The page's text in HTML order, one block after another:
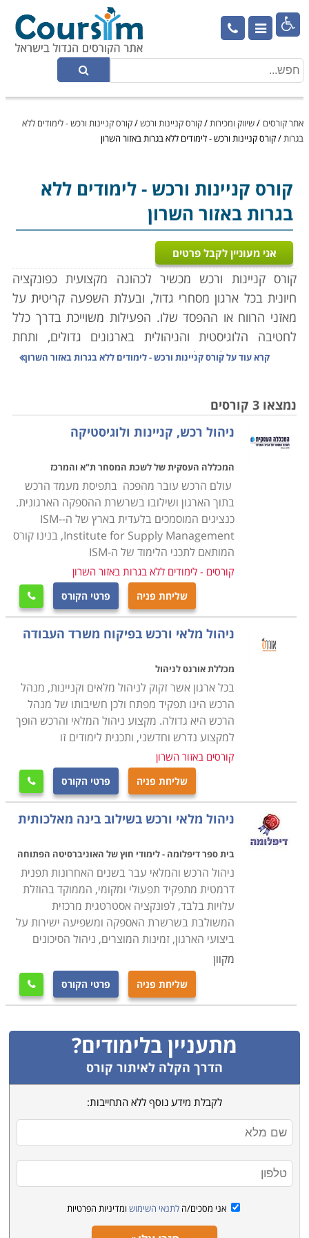

אתר קורסים /שיווק ומכירות/קורס קניינות ורכש/קורס קניינות ורכש - לימודים ללא
בגרות/קורס קניינות ורכש - לימודים ללא בגרות באזור השרון
קורס קניינות ורכש - לימודים ללא
בגרות באזור השרון
אני מעוניין לקבל פרטים
קורס קניינות ורכש מכשיר לכהונה מקצועית כפונקציה
חיונית בכל ארגון מסחרי גדול, ובעלת השפעה קריטית על
מאזני הרווח או ההפסד שלו. הפעילות משוייכת בדרך כלל
לחטיבה הלוגיסטית והניהולית בארגונים גדולים, ותחת
מטריה זו מטופלים כל נושאי התמחור, רכישת ואחזקת חומרי
בהם.
השרשרת מתחילה בפרסום מכרזים וקבלת הצעות המחיר
המבוקשות בהם, ניהול המשא ומתן עם הספקים האפשריים,
בחירה מבין האפשרויות שהושגו, סגירת חוזים תואמים אשר
יגדירו את תנאי הרכש כגון כמויות וזמני אספקה, הוצאת
הזמנות רכש בפועל מאותו ספק ועל בסיס ההבנות שהושגו,
וכמובן התשלום. המשימות הבאות בסדר הפעילות הן טיפול
באחסנת חומרי הגלם והמלאים, הליכים המשוייכים כבר
לתחום הלוגיסטיקה. אם היתה כוונתכם להתמחות במיוחד
בתחום זה, המקום המדוייק עבורם איננו בין העמודים הבאים
ארגון אשר פועל בו קניין מוצלח נהנה מיתרונות רבים
וחשובים; בראש ובראשונה, במידה ואכן נערכה סקירה
נאותה ומקיפה בין הטכנולוגיות ומקורות האספקה, הרי
שחומרי הגלם המשמשים אותו נקנים במחירים
אטרקטיביים, דבר המוזיל את עלויות הייצור ומשפר את
רווחיות התוצר הסופי המשווק. כאשר המלאי זמין מהספקים
בכל עת במהירות הנדרשת ובתהליך שינוע זריז וחסכוני,
הדבר מפחית את צרכי האחסנה בארגון. פעילות נכונה
חוסכת כסף הן בתפעול המחסנים ונפח המלאי היקר
המאוחסן בהם, והן בתשלומים מראש על אותם חומרים.
התנהלות יעילה שכזו עשויה להיות זו שתבדיל תבדיל בין
הפסד אפשרי לרווחים גבוהים.
הקניין ומנהל הרכש בארגון חולש על אחריות רבת ערך
הכוללת מסחר בסכומים גבוהים מאוד, והעסקאות
המתבצעות תחת כנפיו המקצועיות הן משמעותיות ביותר.
מעמד זה מחייב רמת אחריות גבוהה, יחסי אמון הדוקים עם
הגורמים הפיננסיים בארגון, מיומנות במשא ומתן, חוש
מסחרי חד, דייקנות וערנות, מכלול מורכב זה ממקם את איש
המקצועיים מקרינים באופן ישיר על המאזן השוטף.
מנהל הרכש הוא פונקציה חיונית גם בתהליכים עתידיים כמו
למשל פיתוח מוצר חדש. עליו לייעץ לגבי עלויות חומרי
בשיקולי הכדאיות של הפיתוח והייצור בפועל.
למי מתאימי הלימודים
לימודי קניינות מקובלים בדרך כלל אצל עובדים בארגון אשר
מבקשים לחדד את ההתמחות שלהם לצורך פרטני זה, ולרוב
כבר קשורים בדרך זו או אחרת לאחד משלבי הפעילות בו
הוא עוסק, בין אלו ניתן למנות למשל עובדים המכהנים
קרא עוד עלקורס קניינות ורכש - לימודים ללא בגרות באזור השרון
נמצאו 3 קורסים
ניהול רכש, קניינות ולוגיסטיקה
המכללה העסקית של לשכת המסחר ת"א והמרכז
עולם הרכש עובר מהפכה בתפיסת מעמד הרכש
בתוך הארגון ושילובו בשרשרת ההספקה הארגונית.
כנציגים המוסמכים בלעדית בארץ של ה-ISM-
Institute for Supply Management, בנינו קורס
המותאם לתכני הלימוד של ה-ISM
קורסים - לימודים ללא בגרות באזור השרון
שליחת פניה פרטי הקורס 
ניהול מלאי ורכש בפיקוח משרד העבודה
מכללת אורנס לניהול
בכל ארגון אשר זקוק לניהול מלאים וקניינות, מנהל
הרכש הינו תפקיד מפתח ולכן חשיבותו של מנהל
הרכש היא גדולה. מקצוע ניהול המלאי והרכש הופך
למקצוע נדרש וחדשני, ותכנית לימודים זו
קורסים באזור השרון
שליחת פניה פרטי הקורס 
ניהול מלאי ורכש בשילוב בינה מאלכותית
בית ספר דיפלומה - לימודי חוץ של האוניברסיטה הפתוחה
ניהול הרכש והמלאי עבר בשנים האחרונות תפנית
דרמטית מתפקיד תפעולי ומקומי, הממוקד בהוזלת
עלויות בלבד, לפונקציה אסטרטגית מרכזית
המשולבת בשרשרת האספקה ומשפיעה ישירות על
ביצועי הארגון, זמינות המוצרים, ניהול הסיכונים
מקוון
שליחת פניה פרטי הקורס 
מתעניין בלימודים?
הדרך הקלה לאיתור קורס
לקבלת מידע נוסף ללא התחייבות:
אני מסכים/ה לתנאי השימוש ומדיניות הפרטיות